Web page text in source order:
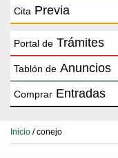
Cita Previa
Portal de Trámites
Tablón de Anuncios
Comprar Entradas
Inicio / conejo